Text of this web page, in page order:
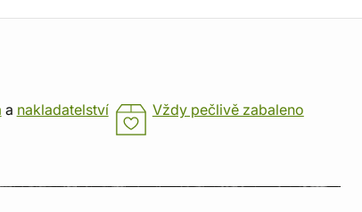
a nakladatelství Vždy pečlivě zabaleno